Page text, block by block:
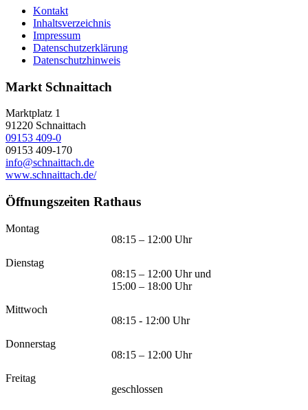
Kontakt
Inhaltsverzeichnis
Impressum
Datenschutzerklärung
Datenschutzhinweis
Markt Schnaittach
Marktplatz 1
91220 Schnaittach
09153 409-0
09153 409-170
info@schnaittach.de
www.schnaittach.de/
Öffnungszeiten Rathaus
Montag
08:15 – 12:00 Uhr
Dienstag
08:15 – 12:00 Uhr und
15:00 – 18:00 Uhr
Mittwoch
08:15 - 12:00 Uhr
Donnerstag
08:15 – 12:00 Uhr
Freitag
geschlossen